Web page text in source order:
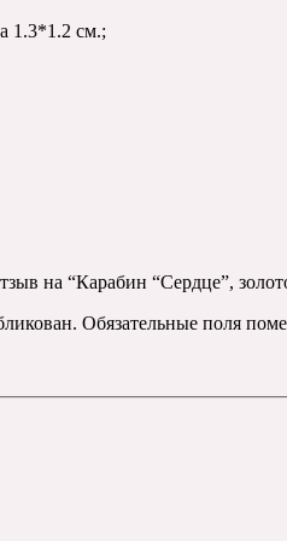
1.3*1.2 см.;
на “Карабин “Сердце”,
Обязательные поля